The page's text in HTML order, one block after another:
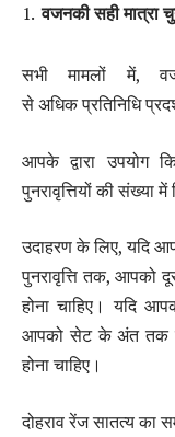
वजनकीसहीमात्रा
सभी मामलों में,
से अधिक प्रतिनिधि
आपके द्वारा उपयोग
पुनरावृत्तियों की संख्या
उदाहरण के लिए, यदि
पुनरावृत्ति तक, आपको
होना चाहिए। यदि
आपको सेट के अंत तक
होना चाहिए।
दोहराव रेंज सातत्य का